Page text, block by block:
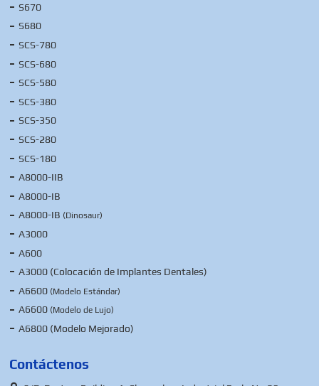
S670
S680
SCS-780
SCS-680
SCS-580
SCS-380
SCS-350
SCS-280
SCS-180
A8000-IIB
A8000-IB
A8000-IB (Dinosaur)
A3000
A600
A3000 (Colocación de Implantes Dentales)
A6600 (Modelo Estándar)
A6600 (Modelo de Lujo)
A6800 (Modelo Mejorado)
Contáctenos